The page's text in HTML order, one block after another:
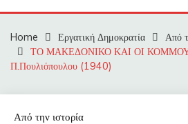
Home Εργατική Δημοκρατία
Από
ΤΟ ΜΑΚΕΔΟΝΙΚΟ ΚΑΙ ΟΙ
Π.Πουλιόπουλου (1940)
Από την ιστορία